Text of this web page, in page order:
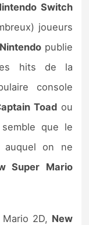
2
Switch
joueurs
Nintendo publie
hits de la
console
Toadou
que le
on ne
Super Mario
2D, New